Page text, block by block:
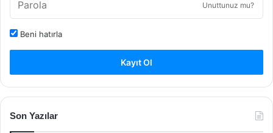
Unuttunuz mu?
Beni hatırla
Kayıt Ol
Son Yazılar